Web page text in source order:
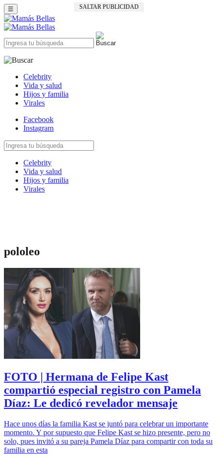
SALTAR PUBLICIDAD
☰
Celebrity
Vida y salud
Hijos y familia
Virales
Facebook
Instagram
Celebrity
Vida y salud
Hijos y familia
Virales
pololeo
FOTO | Hermana de Felipe Kast
compartió especial registro con Pamela
Díaz: Le dedicó revelador mensaje
Hace unos días la familia Kast se juntó para celebrar un importante
momento. Y por supuesto que Felipe Kast se hizo presente, pero no
solo, pues invitó a su pareja Pamela Díaz para compartir con toda su
familia en esta